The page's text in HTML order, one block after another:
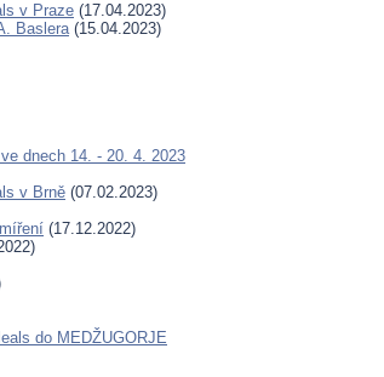
v Praze (17.04.2023)
Baslera(15.04.2023)
dnech 14. - 20. 4. 2023
v Brně (07.02.2023)
(17.12.2022)
do MEDŽUGORJE